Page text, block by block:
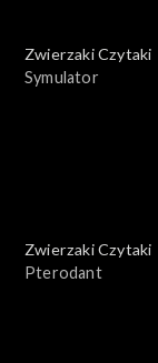
Zwierzaki Czytaki
Symulator
Zwierzaki Czytaki
Pterodant